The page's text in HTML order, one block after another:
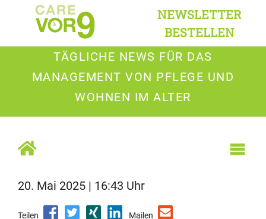
NEWSLETTER
BESTELLEN
TÄGLICHE NEWS FÜR DAS
MANAGEMENT VON PFLEGE UND
WOHNEN IM ALTER
20. Mai 2025 | 16:43 Uhr
Teilen Mailen